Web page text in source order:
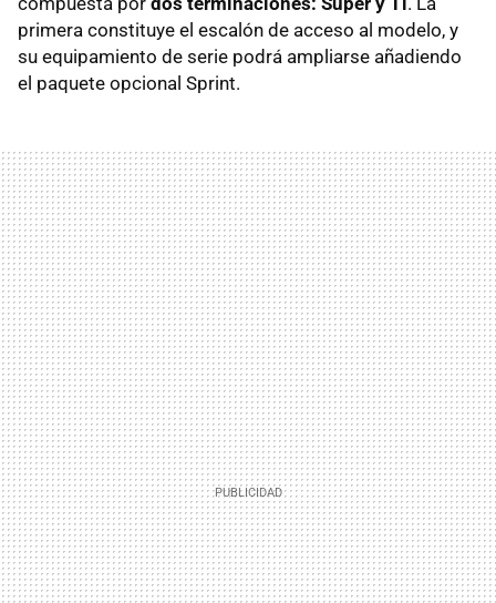
primera constituye el escalón de acceso al modelo, y
su equipamiento de serie podrá ampliarse añadiendo
el paquete opcional Sprint.